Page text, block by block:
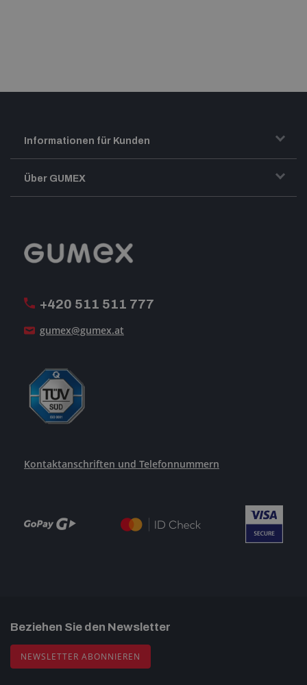
+420 511 511 777
gumex@gumex.at
Kontaktanschriften und Telefonnummern
Informationen für Kunden
Transport und Warenversand
Reklamation
Über GUMEX
GUMEX stellt sich vor
Beziehen Sie den Newsletter
NEWSLETTER ABONNIEREN